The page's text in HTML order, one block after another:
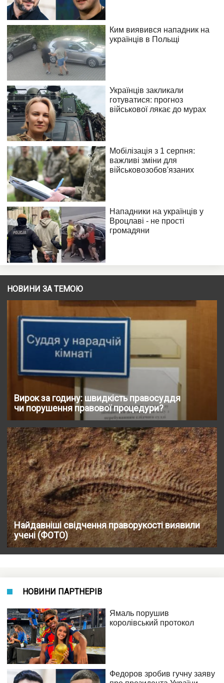
НОВИНИ ЗА ТЕМОЮ
Вирок за годину: швидкість правосуддя
чи порушення правової процедури?
Найдавніші свідчення праворукості виявили
учені (ФОТО)
НОВИНИ ПАРТНЕРІВ